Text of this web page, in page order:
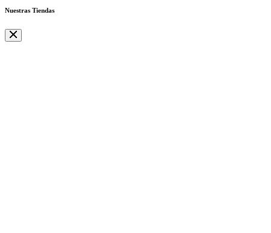
Nuestras Tiendas